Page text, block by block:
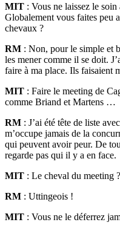
MIT : Vous ne laissez le
Globalement vous faites peu
chevaux ?
RM : Non, pour le simple et
les mener comme il se doit.
faire à ma place. Ils faisaient
MIT : Faire le meeting de
comme Briand et Martens …
RM : J’ai été tête de liste
m’occupe jamais de la
qui peuvent avoir peur. De
regarde pas qui il y a en face.
MIT : Le cheval du meeting ?
RM : Uttingeois !
MIT : Vous ne le déferrez